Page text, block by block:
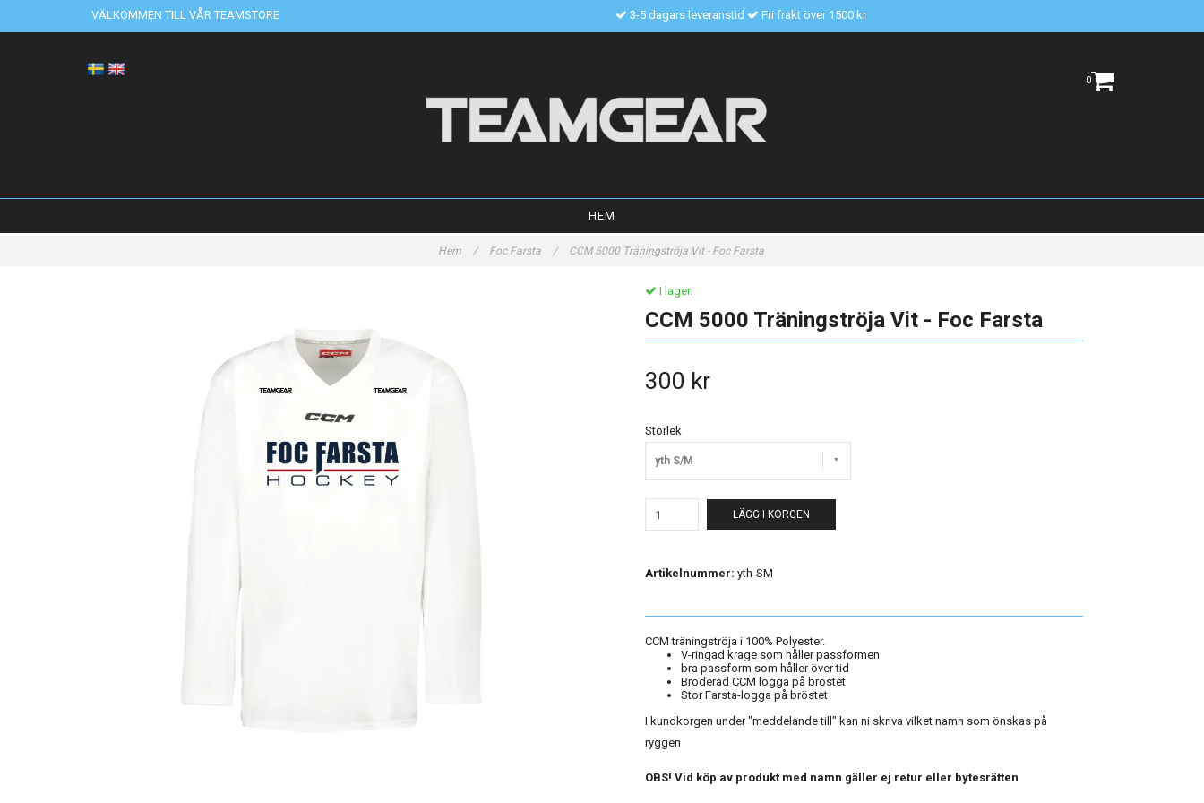
VÄLKOMMEN TILL VÅR TEAMSTORE 3-5 dagars leveranstid Fri frakt över 1500 kr
0
HEM
Hem / Foc Farsta / CCM 5000 Träningströja Vit - Foc Farsta
I lager.
CCM 5000 Träningströja Vit - Foc Farsta
300 kr
Storlek
yth S/M
LÄGG I KORGEN
Artikelnummer: yth-SM
CCM träningströja i 100% Polyester.
V-ringad krage som håller passformen
bra passform som håller över tid
Broderad CCM logga på bröstet
Stor Farsta-logga på bröstet
I kundkorgen under "meddelande till" kan ni skriva vilket namn som önskas på
ryggen
OBS! Vid köp av produkt med namn gäller ej retur eller bytesrätten